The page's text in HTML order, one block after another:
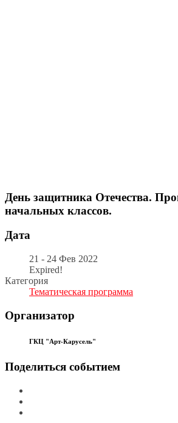
День защитника Отечества.
начальных классов.
Дата
21 - 24 Фев 2022
Expired!
Категория
Тематическая программа
Организатор
ГКЦ "Арт-Карусель"
Поделиться событием